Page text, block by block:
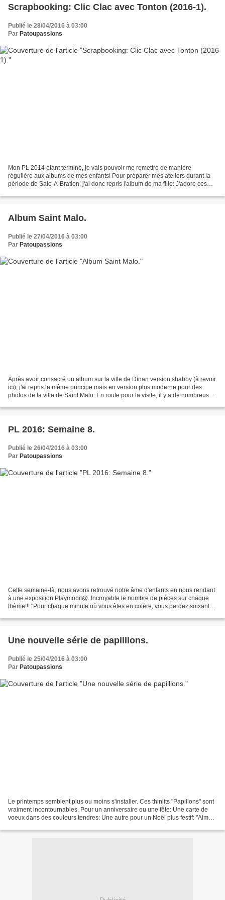
Scrapbooking: Clic Clac avec Tonton (2016-1).
Publié le 28/04/2016 à 03:00
Par Patoupassions
Mon PL 2014 étant terminé, je vais pouvoir me remettre de manière
régulière aux albums de mes enfants! Pour préparer mes ateliers durant la
période de Sale-A-Bration, j'ai donc repris l'album de ma fille: J'adore ces
Album Saint Malo.
Publié le 27/04/2016 à 03:00
Par Patoupassions
Après avoir consacré un album sur la ville de Dinan version shabby (à revoir
ici), j'ai repris le même principe mais en version plus moderne pour des
photos de la ville de Saint Malo. En route pour la visite, il y a de nombreuses
PL 2016: Semaine 8.
Publié le 26/04/2016 à 03:00
Par Patoupassions
Cette semaine-là, nous avons retrouvé notre âme d'enfants en nous rendant
à une exposition Playmobil@. Incroyable le nombre de pièces sur chaque
thème!!! "Pour chaque minute où vous êtes en colère, vous perdez soixante
Une nouvelle série de papilllons.
Publié le 25/04/2016 à 03:00
Par Patoupassions
Le printemps semblent plus ou moins s'installer. Ces thinlits "Papillons" sont
vraiment incontournables. Pour un anniversaire ou une fête: Une carte de
voeux dans des couleurs tendres: Une autre pour un Noël plus festif: "Aimer,